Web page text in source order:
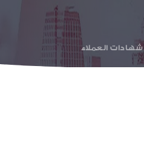
شهادات العملاء